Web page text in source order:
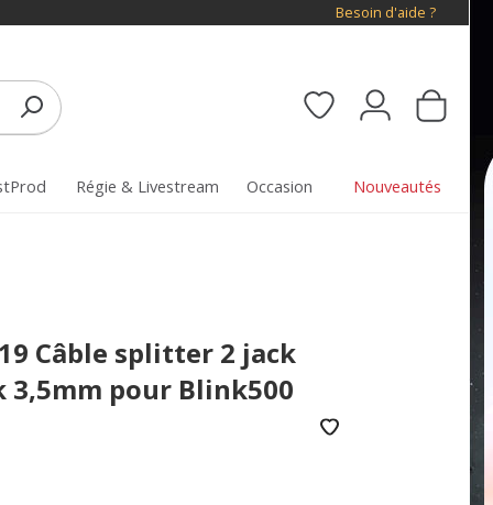
Besoin d'aide ?
Régie & Livestream Occasion Nouveautés
Câble splitter 2 jack
3,5mm pour Blink500